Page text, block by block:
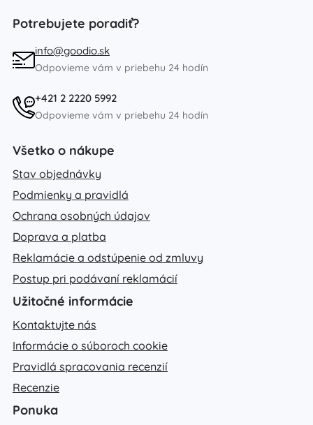
Potrebujete poradiť?
info@goodio.sk
Odpovieme vám v priebehu 24 hodín
+421 2 2220 5992
Odpovieme vám v priebehu 24 hodín
Všetko o nákupe
Stav objednávky
Podmienky a pravidlá
Ochrana osobných údajov
Doprava a platba
Reklamácie a odstúpenie od zmluvy
Postup pri podávaní reklamácií
Užitočné informácie
Kontaktujte nás
Informácie o súboroch cookie
Pravidlá spracovania recenzií
Recenzie
Ponuka